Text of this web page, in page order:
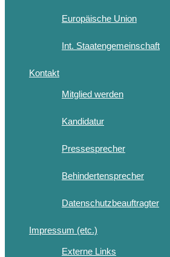
Europäische Union
Int. Staatengemeinschaft
Kontakt
Mitglied werden
Kandidatur
Pressesprecher
Behindertensprecher
Datenschutzbeauftragter
Impressum (etc.)
Externe Links